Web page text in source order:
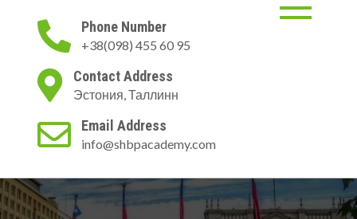
ShBP Academy
Онлайн-курсы только с
актуальной информацией и по
востребованным на рынке
Phone Number
+38(098) 455 60 95
Contact Address
Эстония, Таллинн
Email Address
info@shbpacademy.com